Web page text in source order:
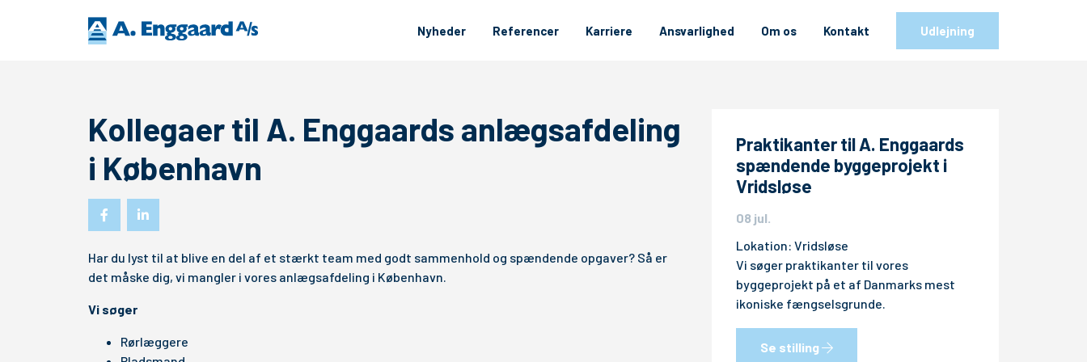
Nyheder Referencer Karriere Ansvarlighed Om os Kontakt Udlejning
Kollegaer til A. Enggaards anlægsafdeling
i København
Har du lyst til at blive en del af et stærkt team med godt sammenhold og spændende opgaver? Så er
det måske dig, vi mangler i vores anlægsafdeling i København.
Vi søger
Rørlæggere
Praktikanter til A. Enggaards
spændende byggeprojekt i
Vridsløse
08 jul.
Lokation: Vridsløse
Vi søger praktikanter til vores
byggeprojekt på et af Danmarks mest
ikoniske fængselsgrunde.
Se stilling